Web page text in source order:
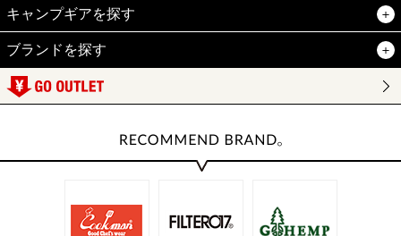
キャンプギアを探す
ブランドを探す